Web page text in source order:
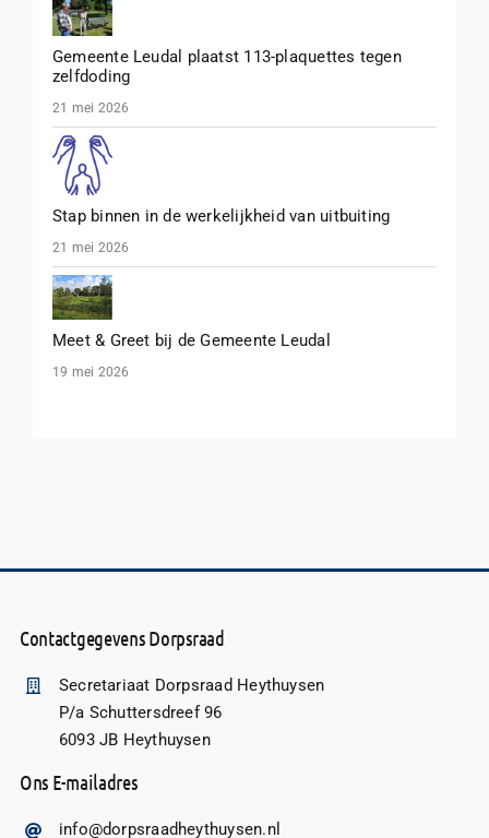
Gemeente Leudal plaatst 113-plaquettes tegen
zelfdoding
21 mei 2026
Stap binnen in de werkelijkheid van uitbuiting
21 mei 2026
Meet & Greet bij de Gemeente Leudal
19 mei 2026
Contactgegevens Dorpsraad
Secretariaat Dorpsraad Heythuysen
P/a Schuttersdreef 96
6093 JB Heythuysen
Ons E-mailadres
info@dorpsraadheythuysen.nl